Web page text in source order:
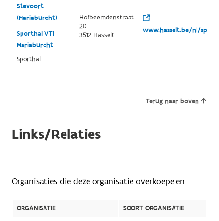
Stevoort
(Mariaburcht)
Sporthal VTI
Mariaburcht
Sporthal
Hofbeemdenstraat
20
3512 Hasselt
www.hasselt.be/nl/sport
Terug naar boven
Links/Relaties
Organisaties die deze organisatie overkoepelen :
ORGANISATIE
SOORT ORGANISATIE